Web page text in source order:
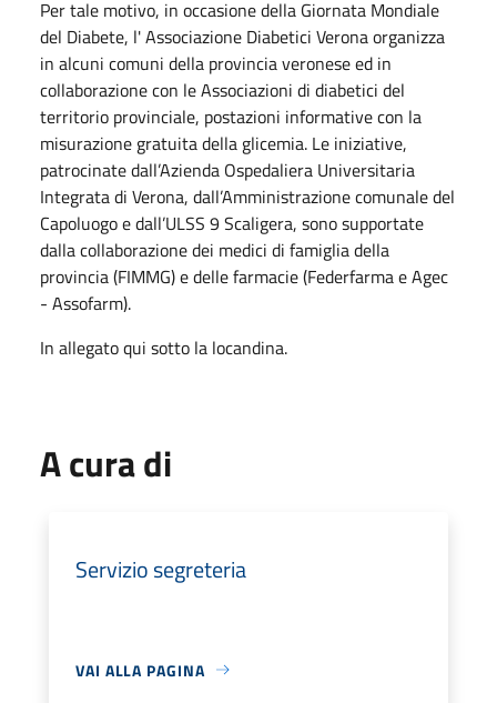
Per tale motivo, in occasione della Giornata Mondiale
del Diabete, l' Associazione Diabetici Verona organizza
in alcuni comuni della provincia veronese ed in
collaborazione con le Associazioni di diabetici del
territorio provinciale, postazioni informative con la
misurazione gratuita della glicemia. Le iniziative,
patrocinate dall’Azienda Ospedaliera Universitaria
Integrata di Verona, dall’Amministrazione comunale del
Capoluogo e dall’ULSS 9 Scaligera, sono supportate
dalla collaborazione dei medici di famiglia della
provincia (FIMMG) e delle farmacie (Federfarma e Agec
- Assofarm).
In allegato qui sotto la locandina.
A cura di
Servizio segreteria
VAI ALLA PAGINA